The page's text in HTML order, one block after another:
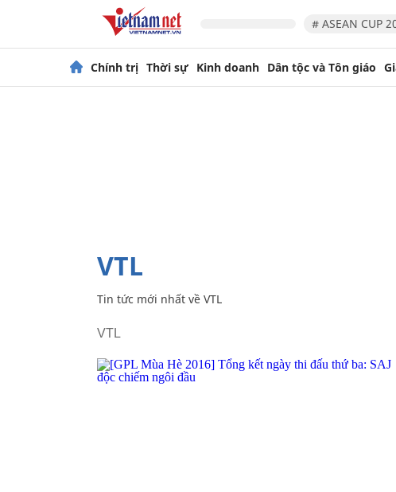
# ASEAN CUP
Chính trị Thời sự Kinh doanh Dân tộc và Tôn giáo
VTL
Tin tức mới nhất về VTL
VTL